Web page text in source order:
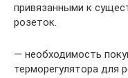
привязанными к
розеток.
— необходимость
терморегулятора для